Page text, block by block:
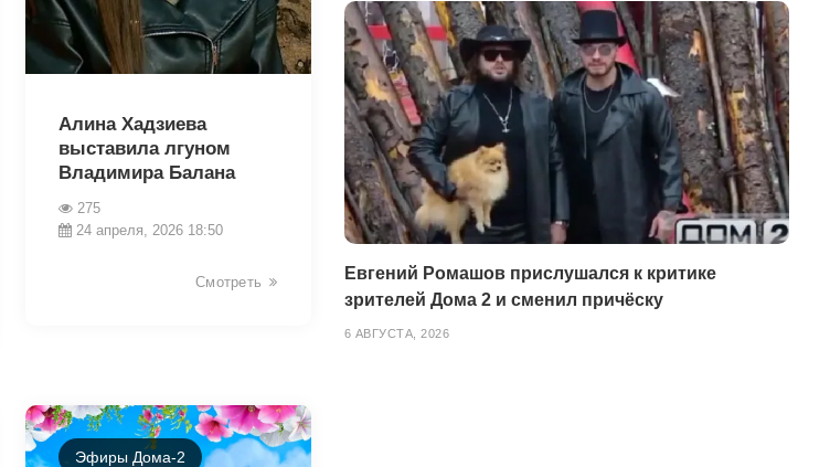
Алина Хадзиева
выставила лгуном
Владимира Балана
275
24 апреля, 2026 18:50
Смотреть
Эфиры Дома-2
Евгений Ромашов прислушался к критике
зрителей Дома 2 и сменил причёску
6 АВГУСТА, 2026